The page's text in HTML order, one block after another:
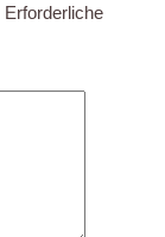
Erforderliche